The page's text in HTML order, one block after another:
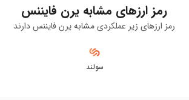
رمز ارزهای مشابهیرن فایننس
رمز ارزهای زیر عملکردی مشابهیرن فایننسدارند
سولند